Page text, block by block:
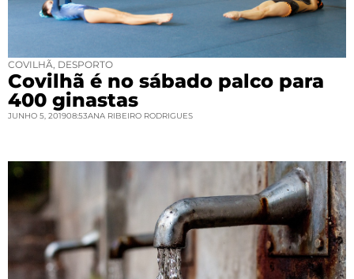
COVILHÃ, DESPORTO
Covilhã é no sábado palco para
400 ginastas
JUNHO 5, 201908:53ANA RIBEIRO RODRIGUES